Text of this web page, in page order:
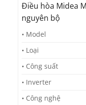
Điều hòa Midea
nguyên bộ
• Model
• Loại
• Công suất
• Inverter
• Công nghệ